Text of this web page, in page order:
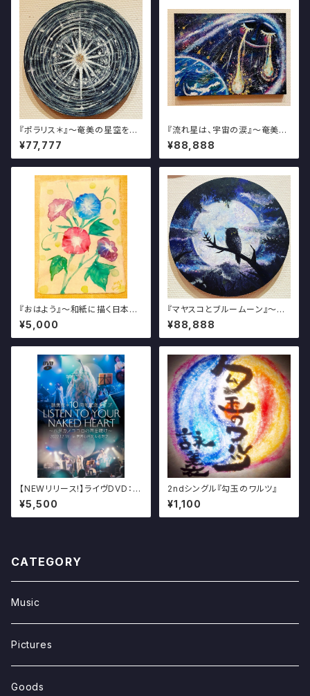
『ポラリス＊』～奄美の星空を描
く写真・アート展～
¥77,777
『流れ星は、宇宙の涙』～奄美の
星空を描く写真・アート展～
¥88,888
『おはよう』～和紙に描く日本の
美しき夏の風物絵～
¥5,000
『マヤスコとブルームーン』～奄
美の星空を描く写真・アート展～
¥88,888
【NEWリリース!】ライヴDVD：詠
美衣10周年記念ライブ『LISTE
N TO YOU NAKED HEART～
ハダカノココロの声を聴け～ 』
¥5,500
2ndシングル『勾玉のワルツ』
¥1,100
CATEGORY
Music
Pictures
Goods